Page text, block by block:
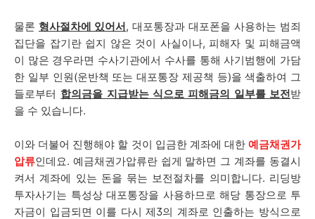
물론 형사절차에 있어서, 대포통장과 대포폰을 사용하는 범죄
집단을 잡기란 쉽지 않은 것이 사실이나, 피해자 및 피해금액
이 많은 경우라면 수사기관에서 수사를 통해 사기범행에 가담
한 일부 인원(운반책 또는 대포통장 제공책 등)을 색출하여 그
들로부터 합의금을 지급받는 식으로 피해금의 일부를 보전받
을 수 있습니다.
이와 더불어 진행해야 할 것이 입금한 계좌에 대한 예금채권가
압류인데요. 예금채권가압류란 쉽게 말하면 그 계좌를 동결시
켜서 계좌에 있는 돈을 묶는 보전절차를 의미합니다. 리딩방
투자사기는 특성상 대포통장을 사용하므로 해당 통장으로 투
자금이 입금되면 이를 다시 제3의 계좌로 인출하는 방식으로